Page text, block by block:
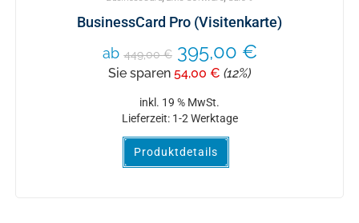
BusinessCard Pro (Visitenkarte)
ab 449,00€ 395,00 €
Sie sparen 54,00 € (12%)
inkl. 19 % MwSt.
Lieferzeit: 1-2 Werktage
Produktdetails